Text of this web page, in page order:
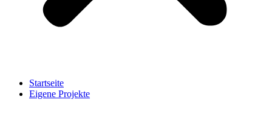
Startseite
Eigene Projekte